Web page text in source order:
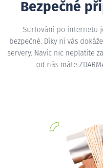
Bezpečné
Surfování po internetu
bezpečné. Díky ní vás
servery. Navíc nic neplatíte
od nás máte